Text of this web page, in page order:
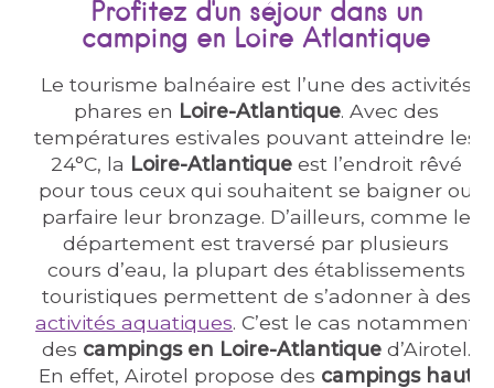
Profitez d'un séjour dans un
camping en Loire Atlantique
Le tourisme balnéaire est l’une des activités
phares en Loire-Atlantique. Avec des
températures estivales pouvant atteindre les
24°C, la Loire-Atlantiqueest l’endroit rêvé
pour tous ceux qui souhaitent se baigner ou
parfaire leur bronzage. D’ailleurs, comme le
département est traversé par plusieurs
cours d’eau, la plupart des établissements
touristiques permettent de s’adonner à des
activités aquatiques. C’est le cas notamment
des campings en Loire-Atlantiqued’Airotel.
En effet, Airotel propose des campings haut